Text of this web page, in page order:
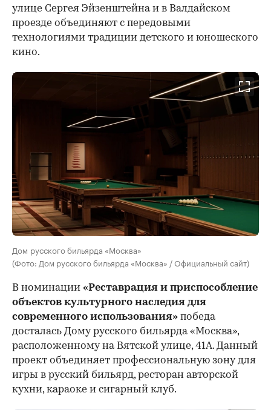
улице Сергея Эйзенштейна и в Валдайском
проезде объединяют с передовыми
технологиями традиции детского и юношеского
кино.
Дом русского бильярда «Москва»
(Фото: Дом русского бильярда «Москва» / Официальный сайт)
В номинации «Реставрация и приспособление
объектов культурного наследия для
современного использования» победа
досталась Дому русского бильярда «Москва»,
расположенному на Вятской улице, 41А. Данный
проект объединяет профессиональную зону для
игры в русский бильярд, ресторан авторской
кухни, караоке и сигарный клуб.